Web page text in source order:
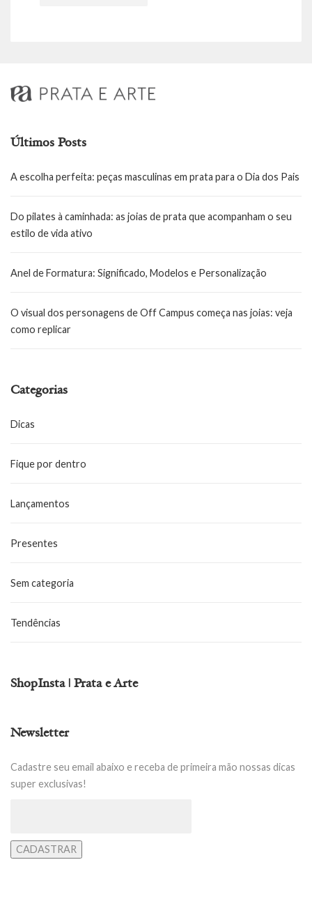
Últimos Posts
A escolha perfeita: peças masculinas em prata para o Dia dos Pais
Do pilates à caminhada: as joias de prata que acompanham o seu
estilo de vida ativo
Anel de Formatura: Significado, Modelos e Personalização
O visual dos personagens de Off Campus começa nas joias: veja
como replicar
Categorias
Dicas
Fique por dentro
Lançamentos
Presentes
Sem categoria
Tendências
ShopInsta | Prata e Arte
Newsletter
Cadastre seu email abaixo e receba de primeira mão nossas dicas
super exclusivas!